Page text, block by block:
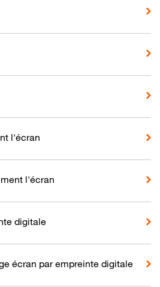
l'écran
l'écran
digitale
écran par empreinte digitale